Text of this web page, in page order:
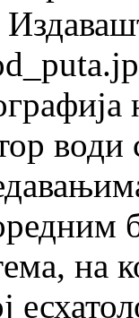
води
на